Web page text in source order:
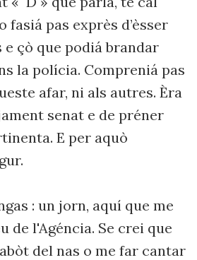
fasiá pas exprès d’èsser
e çò que podiá brandar
la polícia. Compreniá pas
afar, ni als autres. Èra
senat e de préner
E per aquò
: un jorn, aquí que me
de l'Agéncia. Se crei que
del nas o me far cantar